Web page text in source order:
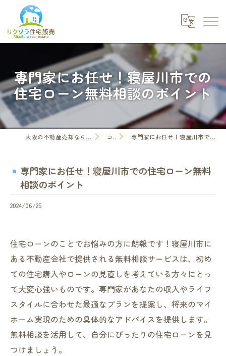
専門家にお任せ！寝屋川市での
住宅ローン無料相談のポイント
大阪の不動産売却なら株式会社リクソラ住宅販売 コラム 専門家にお任せ！寝屋川市での住宅ローン無料相談のポイント
専門家にお任せ！寝屋川市での住宅ローン無料
相談のポイント
2024/06/25
住宅ローンのことでお悩みの方に朗報です！寝屋川市に
ある不動産会社で提供される無料相談サービスは、初め
ての住宅購入やローンの見直しを考えている方々にとっ
て大変心強いものです。専門家があなたの収入やライフ
スタイルに合わせた最適なプランを提案し、将来のマイ
ホーム実現のための具体的なアドバイスを提供します。
無料相談を活用して、自分にぴったりの住宅ローンを見
つけましょう。